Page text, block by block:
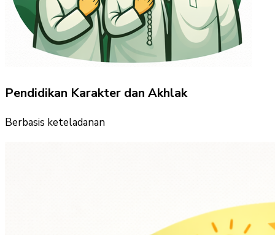
Pendidikan Karakter dan Akhlak
Berbasis keteladanan